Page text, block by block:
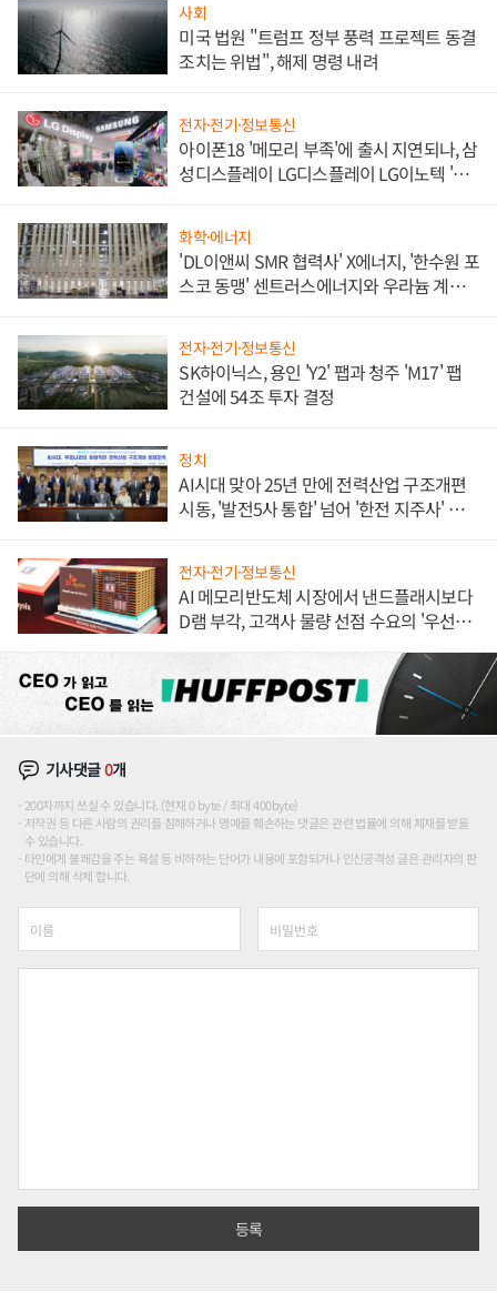
사회
미국 법원 "트럼프 정부 풍력 프로젝트 동결
조치는 위법", 해제 명령 내려
전자·전기·정보통신
아이폰18 '메모리 부족'에 출시 지연되나, 삼
성디스플레이 LG디스플레이 LG이노텍 '탈
화학·에너지
'DL이앤씨 SMR 협력사' X에너지, '한수원 포
스코 동맹' 센트러스에너지와 우라늄 계약
전자·전기·정보통신
SK하이닉스, 용인 'Y2' 팹과 청주 'M17' 팹
건설에 54조 투자 결정
정치
AI시대 맞아 25년 만에 전력산업 구조개편
시동, '발전5사 통합' 넘어 '한전 지주사' 재편
전자·전기·정보통신
AI 메모리반도체 시장에서 낸드플래시보다
D램 부각, 고객사 물량 선점 수요의 '우선순
기사댓글0개
200자까지 쓰실 수 있습니다. (현재 0 byte / 최대 400byte)
저작권 등 다른 사람의 권리를 침해하거나 명예를 훼손하는 댓글은 관련 법률에 의해 제재를 받을
수 있습니다.
타인에게 불쾌감을 주는 욕설 등 비하하는 단어가 내용에 포함되거나 인신공격성 글은 관리자의 판
단에 의해 삭제 합니다.